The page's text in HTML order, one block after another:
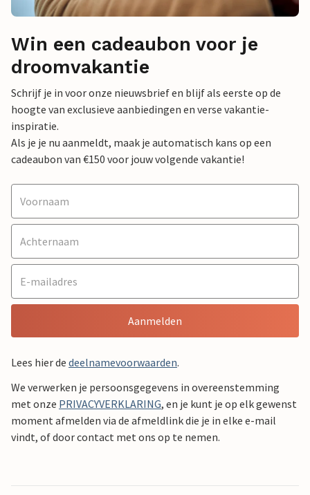
Win een cadeaubon voor je
droomvakantie
Schrijf je in voor onze nieuwsbrief en blijf als eerste op de
hoogte van exclusieve aanbiedingen en verse vakantie-
inspiratie.
Als je je nu aanmeldt, maak je automatisch kans op een
cadeaubon van €150 voor jouw volgende vakantie!
Aanmelden
Lees hier de deelnamevoorwaarden.
We verwerken je persoonsgegevens in overeenstemming
met onze PRIVACYVERKLARING, en je kunt je op elk gewenst
moment afmelden via de afmeldlink die je in elke e-mail
vindt, of door contact met ons op te nemen.